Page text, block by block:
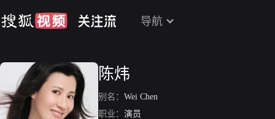
导航
陈炜
别名： Wei Chen
职业： 演员